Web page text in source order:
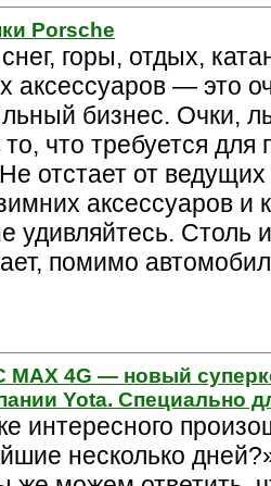
Porsche
горы, отдых,
аксессуаров — это
бизнес. Очки,
что требуется для
отстает от ведущих
аксессуаров и
удивляйтесь. Столь
помимо
MAX 4G — новый
Yota. Специально
интересного
несколько